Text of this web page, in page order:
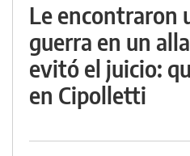
Le encontraron
guerra en un
evitó el juicio:
en Cipolletti